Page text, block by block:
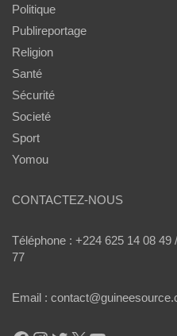
Politique
Publireportage
Religion
Santé
Sécurité
Societé
Sport
Yomou
CONTACTEZ-NOUS
Téléphone : +224 625 14 08
77
Email :